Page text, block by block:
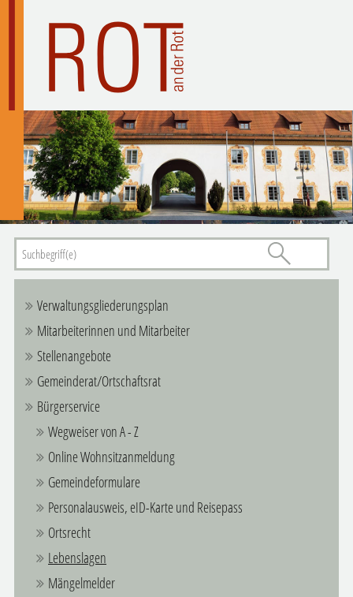
Verwaltungsgliederungsplan
Mitarbeiterinnen und Mitarbeiter
Stellenangebote
Gemeinderat/Ortschaftsrat
Bürgerservice
Wegweiser von A - Z
Online Wohnsitzanmeldung
Gemeindeformulare
Personalausweis, eID-Karte und Reisepass
Ortsrecht
Lebenslagen
Mängelmelder